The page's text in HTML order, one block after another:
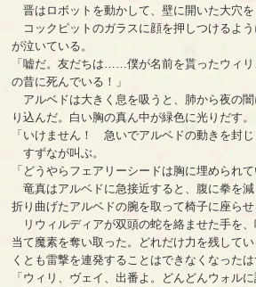
晋はロボットを動かして、壁に開いた大穴を
コックピットのガラスに顔を押しつけるよ
が泣いている。
「嘘だ。友だちは……僕が名前を貰ったウィ
の昔に死んでいる！」
アルベドは大きく息を吸うと、肺から夜の
り込んだ。白い胸の真ん中が緑色に光りだす。
「いけません！ 急いでアルベドの動きを封じ
すずなが叫ぶ。
「どうやらフェアリーシードは胸に埋められて
竜真はアルベドに急接近すると、腹に拳を
折り曲げたアルベドの腕を取って椅子に座らせ
リウィルディアが双頭の蛇を絡ませた手を
当て魔素を奪い取った。どれだけ力を残して
くとも雷撃を連発することはできなくなったは
「ウィリ、ヴェイ、出番よ。どんどんウォルに